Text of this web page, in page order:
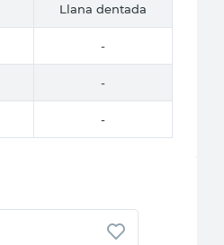
Llana dentada
-
-
-